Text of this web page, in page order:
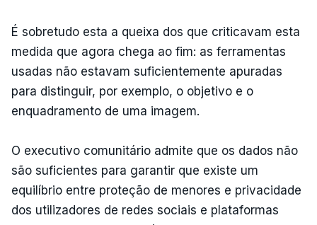
É sobretudo esta a queixa dos que criticavam esta
medida que agora chega ao fim: as ferramentas
usadas não estavam suficientemente apuradas
para distinguir, por exemplo, o objetivo e o
enquadramento de uma imagem.
O executivo comunitário admite que os dados não
são suficientes para garantir que existe um
equilíbrio entre proteção de menores e privacidade
dos utilizadores de redes sociais e plataformas